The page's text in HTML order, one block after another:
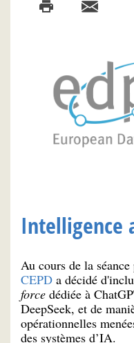
Intelligence
Au cours de la
CEPD a décidé
force dédiée à
DeepSeek, et de
opérationnelles
des systèmes d’IA.